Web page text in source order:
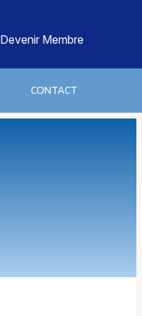
Devenir Membre
CONTACT